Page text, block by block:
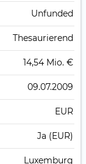
Unfunded
Thesaurierend
14,54 Mio. €
09.07.2009
EUR
Ja (EUR)
Luxemburg